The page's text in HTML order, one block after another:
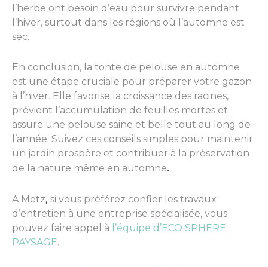
l’herbe ont besoin d’eau pour survivre pendant
l’hiver, surtout dans les régions où l’automne est
sec.
En conclusion, la tonte de pelouse en automne
est une étape cruciale pour préparer votre gazon
à l’hiver. Elle favorise la croissance des racines,
prévient l’accumulation de feuilles mortes et
assure une pelouse saine et belle tout au long de
l’année. Suivez ces conseils simples pour maintenir
un jardin prospère et contribuer à la préservation
de la nature même en automne.
A Metz, si vous préférez confier les travaux
d’entretien à une entreprise spécialisée, vous
pouvez faire appel à l’équipe d’ECO SPHERE
PAYSAGE.